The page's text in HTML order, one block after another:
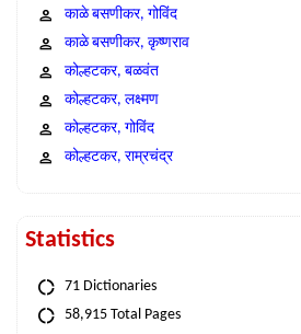
काळे बसणीकर, गोविंद
काळे बसणीकर, कृष्णराव
कोल्हटकर, बळवंत
कोल्हटकर, लक्ष्मण
कोल्हटकर, गोविंद
कोल्हटकर, राम्रचंद्र
Statistics
71 Dictionaries
58,915 Total Pages